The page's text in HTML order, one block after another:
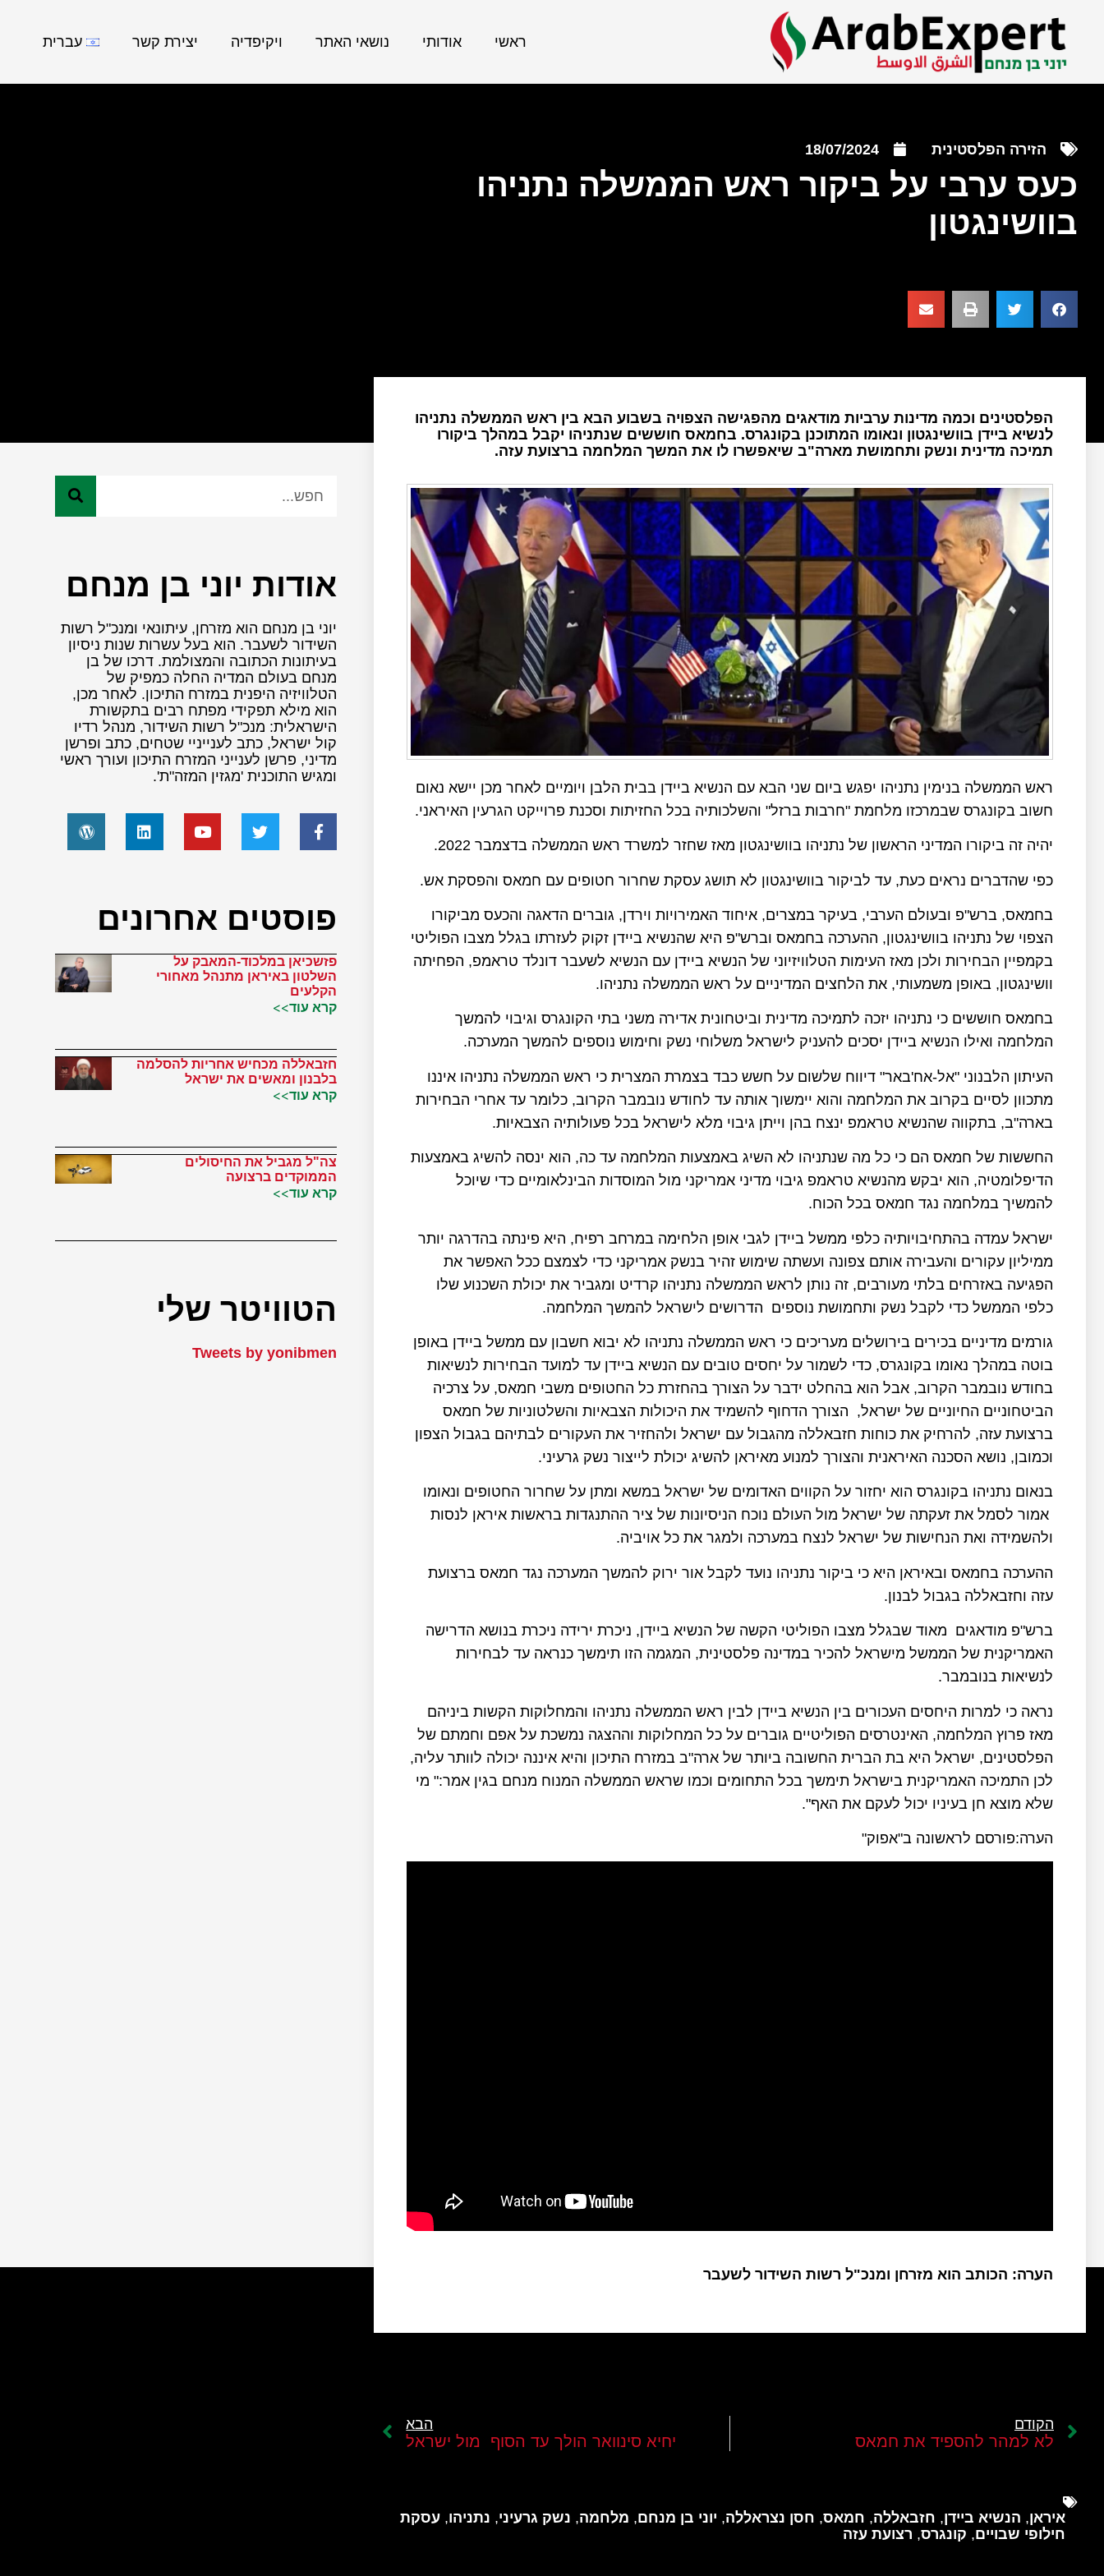
ראשי אודותי נושאי האתר ויקיפדיה יצירת קשר עברית
הזירה הפלסטינית 18/07/2024
כעס ערבי על ביקור ראש הממשלה נתניהו
בוושינגטון
הפלסטינים וכמה מדינות ערביות מודאגים מהפגישה הצפויה בשבוע הבא בין ראש הממשלה נתניהו
לנשיא ביידן בוושינגטון ונאומו המתוכנן בקונגרס. בחמאס חוששים שנתניהו יקבל במהלך ביקורו
תמיכה מדינית ונשק ותחמושת מארה"ב שיאפשרו לו את המשך המלחמה ברצועת עזה.
ראש הממשלה בנימין נתניהו יפגש ביום שני הבא עם הנשיא ביידן בבית הלבן ויומיים לאחר מכן יישא נאום
חשוב בקונגרס שבמרכזו מלחמת "חרבות ברזל" והשלכותיה בכל החזיתות וסכנת פרוייקט הגרעין האיראני.
יהיה זה ביקורו המדיני הראשון של נתניהו בוושינגטון מאז שחזר למשרד ראש הממשלה בדצמבר 2022.
כפי שהדברים נראים כעת, עד לביקור בוושינגטון לא תושג עסקת שחרור חטופים עם חמאס והפסקת אש.
בחמאס, ברש"פ ובעולם הערבי, בעיקר במצרים, איחוד האמירויות וירדן, גוברים הדאגה והכעס מביקורו
הצפוי של נתניהו בוושינגטון, ההערכה בחמאס וברש"פ היא שהנשיא ביידן זקוק לעזרתו בגלל מצבו הפוליטי
בקמפיין הבחירות ולכן מאז העימות הטלוויזיוני של הנשיא ביידן עם הנשיא לשעבר דונלד טראמפ, הפחיתה
וושינגטון, באופן משמעותי, את הלחצים המדיניים על ראש הממשלה נתניהו.
בחמאס חוששים כי נתניהו יזכה לתמיכה מדינית וביטחונית אדירה משני בתי הקונגרס וגיבוי להמשך
המלחמה ואילו הנשיא ביידן יסכים להעניק לישראל משלוחי נשק וחימוש נוספים להמשך המערכה.
העיתון הלבנוני "אל-אח'באר" דיווח שלשום על חשש כבד בצמרת המצרית כי ראש הממשלה נתניהו איננו
מתכוון לסיים בקרוב את המלחמה והוא יימשוך אותה עד לחודש נובמבר הקרוב, כלומר עד אחרי הבחירות
בארה"ב, בתקווה שהנשיא טראמפ ינצח בהן וייתן גיבוי מלא לישראל בכל פעולותיה הצבאיות.
החששות של חמאס הם כי כל מה שנתניהו לא השיג באמצעות המלחמה עד כה, הוא ינסה להשיג באמצעות
הדיפלומטיה, הוא יבקש מהנשיא טראמפ גיבוי מדיני אמריקני מול המוסדות הבינלאומיים כדי שיוכל
להמשיך במלחמה נגד חמאס בכל הכוח.
ישראל עמדה בהתחיבויותיה כלפי ממשל ביידן לגבי אופן הלחימה במרחב רפיח, היא פינתה בהדרגה יותר
ממיליון עקורים והעבירה אותם צפונה ועשתה שימוש זהיר בנשק אמריקני כדי לצמצם ככל האפשר את
הפגיעה באזרחים בלתי מעורבים, זה נותן לראש הממשלה נתניהו קרדיט ומגביר את יכולת השכנוע שלו
כלפי הממשל כדי לקבל נשק ותחמושת נוספים הדרושים לישראל להמשך המלחמה.
גורמים מדיניים בכירים בירושלים מעריכים כי ראש הממשלה נתניהו לא יבוא חשבון עם ממשל ביידן באופן
בוטה במהלך נאומו בקונגרס, כדי לשמור על יחסים טובים עם הנשיא ביידן עד למועד הבחירות לנשיאות
בחודש נובמבר הקרוב, אבל הוא בהחלט ידבר על הצורך בהחזרת כל החטופים משבי חמאס, על צרכיה
הביטחוניים החיוניים של ישראל, הצורך הדחוף להשמיד את היכולות הצבאיות והשלטוניות של חמאס
ברצועת עזה, להרחיק את כוחות חזבאללה מהגבול עם ישראל ולהחזיר את העקורים לבתיהם בגבול הצפון
וכמובן, נושא הסכנה האיראנית והצורך למנוע מאיראן להשיג יכולת לייצור נשק גרעיני.
בנאום נתניהו בקונגרס הוא יחזור על הקווים האדומים של ישראל במשא ומתן על שחרור החטופים ונאומו
אמור לסמל את זעקתה של ישראל מול העולם נוכח הניסיונות של ציר ההתנגדות בראשות איראן לנסות
ולהשמידה ואת הנחישות של ישראל לנצח במערכה ולמגר את כל אויביה.
ההערכה בחמאס ובאיראן היא כי ביקור נתניהו נועד לקבל אור ירוק להמשך המערכה נגד חמאס ברצועת
עזה וחזבאללה בגבול לבנון.
ברש"פ מודאגים מאוד שבגלל מצבו הפוליטי הקשה של הנשיא ביידן, ניכרת ירידה ניכרת בנושא הדרישה
האמריקנית של הממשל מישראל להכיר במדינה פלסטינית, המגמה הזו תימשך כנראה עד לבחירות
לנשיאות בנובמבר.
נראה כי למרות היחסים העכורים בין הנשיא ביידן לבין ראש הממשלה נתניהו והמחלוקות הקשות ביניהם
מאז פרוץ המלחמה, האינטרסים הפוליטיים גוברים על כל המחלוקות וההצגה נמשכת על אפם וחמתם של
הפלסטינים, ישראל היא בת הברית החשובה ביותר של ארה"ב במזרח התיכון והיא איננה יכולה לוותר עליה,
לכן התמיכה האמריקנית בישראל תימשך בכל התחומים וכמו שראש הממשלה המנוח מנחם בגין אמר:" מי
שלא מוצא חן בעיניו יכול לעקם את האף".
הערה:פורסם לראשונה ב"אפוק"
הערה: הכותב הוא מזרחן ומנכ"ל רשות השידור לשעבר
אודות יוני בן מנחם
יוני בן מנחם הוא מזרחן, עיתונאי ומנכ"ל רשות
השידור לשעבר. הוא בעל עשרות שנות ניסיון
בעיתונות הכתובה והמצולמת. דרכו של בן
מנחם בעולם המדיה החלה כמפיק של
הטלוויזיה היפנית במזרח התיכון. לאחר מכן,
הוא מילא תפקידי מפתח רבים בתקשורת
הישראלית: מנכ"ל רשות השידור, מנהל רדיו
קול ישראל, כתב לענייניי שטחים, כתב ופרשן
מדיני, פרשן לענייני המזרח התיכון ועורך ראשי
ומגיש התוכנית 'מגזין המזה"ת'.
פוסטים אחרונים
פזשכיאן במלכוד-המאבק על
השלטון באיראן מתנהל מאחורי
הקלעים
קרא עוד>>
חזבאללה מכחיש אחריות להסלמה
בלבנון ומאשים את ישראל
קרא עוד>>
צה"ל מגביל את החיסולים
הממוקדים ברצועה
קרא עוד>>
הטוויטר שלי
Tweets by yonibmen
הקודם
לא למהר להספיד את חמאס
הבא
יחיא סינוואר הולך עד הסוף מול ישראל
איראן, הנשיא ביידן, חזבאללה, חמאס, חסן נצראללה, יוני בן מנחם, מלחמה, נשק גרעיני, נתניהו, עסקת
חילופי שבויים, קונגרס, רצועת עזה